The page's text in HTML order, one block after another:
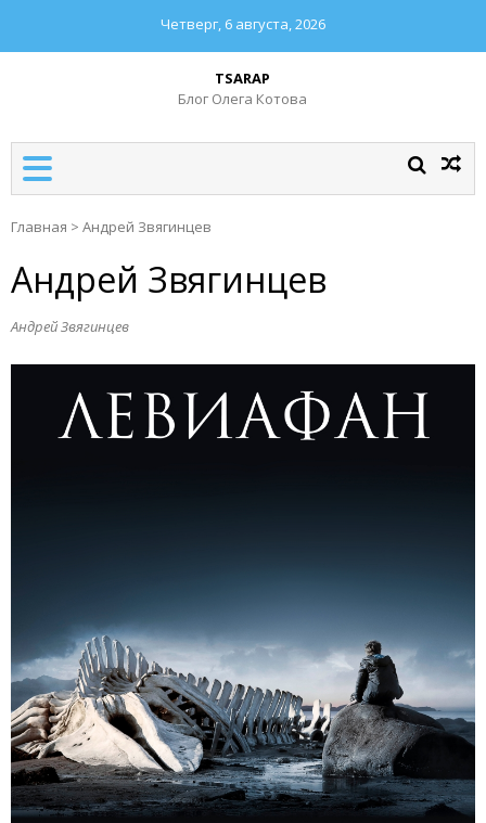
Четверг, 6 августа, 2026
TSARAP
Блог Олега Котова
Главная > Андрей Звягинцев
Андрей Звягинцев
Андрей Звягинцев